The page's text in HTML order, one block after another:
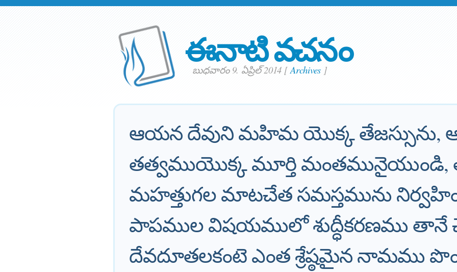
ఈనాటి వచనం
బుధవారం 9. ఏప్రిల్ 2014 [Archives ]
ఆయన దేవుని మహిమ యొక్క తేజస్సును,
తత్వముయొక్క మూర్తి మంతమునైయుండి,
మహత్తుగల మాటచేత సమస్తమును
పాపముల విషయములో శుద్ధీకరణము తానే
దేవదూతలకంటె ఎంత శ్రేష్ఠమైన నామము